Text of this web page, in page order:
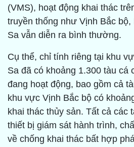
(VMS), hoạt động khai thác
truyền thống như Vịnh Bắc
Sa vẫn diễn ra bình thường.
Cụ thể, chỉ tính riêng tại khu
Sa đã có khoảng 1.300 tàu cá
đang hoạt động, bao gồm cả
khu vực Vịnh Bắc bộ có
khai thác thủy sản. Tất cả các
thiết bị giám sát hành trình,
về chống khai thác bất hợp